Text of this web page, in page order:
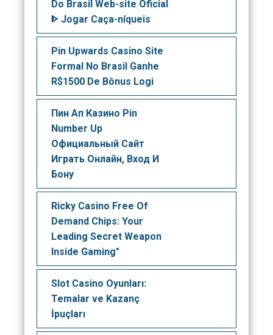
Do Brasil Web-site Oficial
ᐈ Jogar Caça-níqueis
Pin Upwards Casino Site
Formal No Brasil Ganhe
R$1500 De Bônus Logi
Пин Ап Казино Pin
Number Up
Официальный Сайт️
Играть Онлайн, Вход И
Бону
Ricky Casino Free Of
Demand Chips: Your
Leading Secret Weapon
Inside Gaming"
Slot Casino Oyunları:
Temalar ve Kazanç
İpuçları